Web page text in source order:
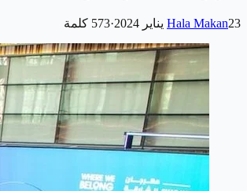
Hala Makan23 يناير 2024 ·
573 كلمة